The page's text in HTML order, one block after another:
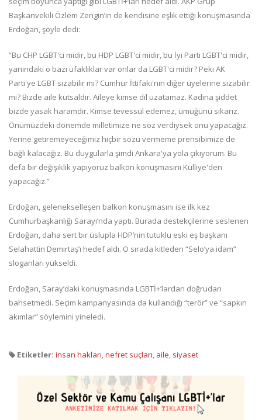
Başkanvekili Özlem Zengin’in de kendisine eşlik ettiği konuşmasında
Erdoğan, şöyle dedi:
“Bu CHP LGBT'ci midir, bu HDP LGBT'ci midir, bu İyi Parti LGBT'ci midir,
yanındaki o bazı ufaklıklar var onlar da LGBT'ci midir? Peki AK
Parti'ye LGBT sızabilir mi? Cumhur İttifakı'nın diğer üyelerine sızabilir
mi? Bizde aile kutsaldır. Aileye kimse dil uzatamaz. Kadına şiddet
bizde yasak haramdır. Kimse tevessül edemez, ümüğünü sıkarız.
Önümüzdeki dönemde milletimize ne söz verdiysek onu yapacağız.
Yerine getiremeyeceğimiz hiçbir sözü vermeme prensibimize de
bağlı kalacağız. Bu duygularla şimdi Ankara'ya yola çıkıyorum. Bu
defa bir değişiklik yapıyoruz balkon konuşmasını Külliye'den
yapacağız.”
Erdoğan, gelenekselleşen balkon konuşmasını ise ilk kez
Cumhurbaşkanlığı Sarayı’nda yaptı. Burada destekçilerine seslenen
Erdoğan, daha sert bir üslupla HDP’nin tutuklu eski eş başkanı
Selahattin Demirtaş’ı hedef aldı. O sırada kitleden “Selo’ya idam”
sloganları yükseldi.
Erdoğan, Saray’daki konuşmasında LGBTİ+’lardan doğrudan
bahsetmedi. Seçim kampanyasında da kullandığı “terör” ve “sapkın
akımlar” söylemini yineledi.
Etiketler: insan hakları,nefret suçları, aile, siyaset